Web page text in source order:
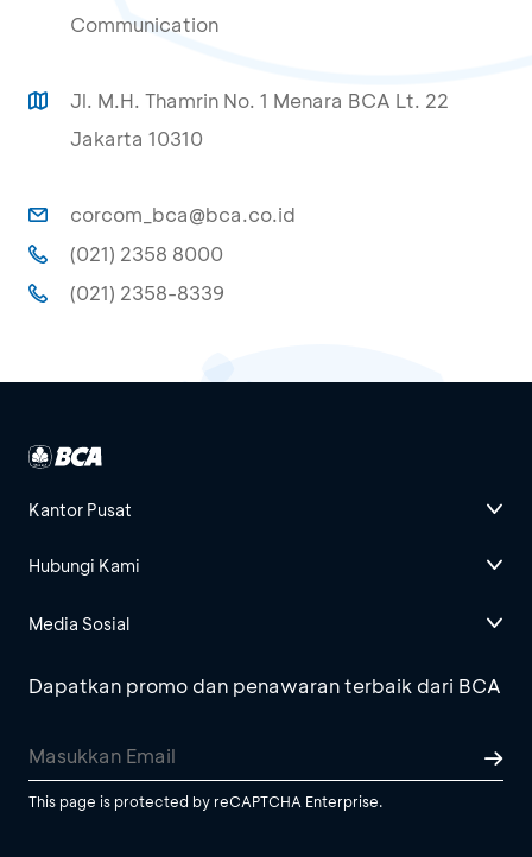
Communication
Jl. M.H. Thamrin No. 1 Menara BCA Lt. 22
Jakarta 10310
corcom_bca@bca.co.id
(021) 2358 8000
(021) 2358-8339
Kantor Pusat
Hubungi Kami
Media Sosial
Dapatkan promo dan penawaran terbaik dari BCA
This page is protected by reCAPTCHA Enterprise.